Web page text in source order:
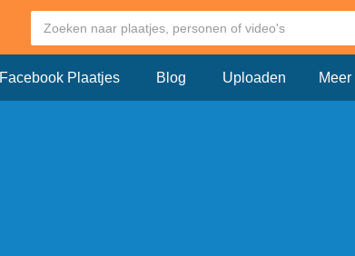
Facebook Plaatjes Blog Uploaden Meer